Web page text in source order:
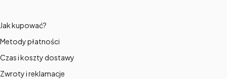
Jak kupować?
Metody płatności
Czas i koszty dostawy
Zwroty i reklamacje